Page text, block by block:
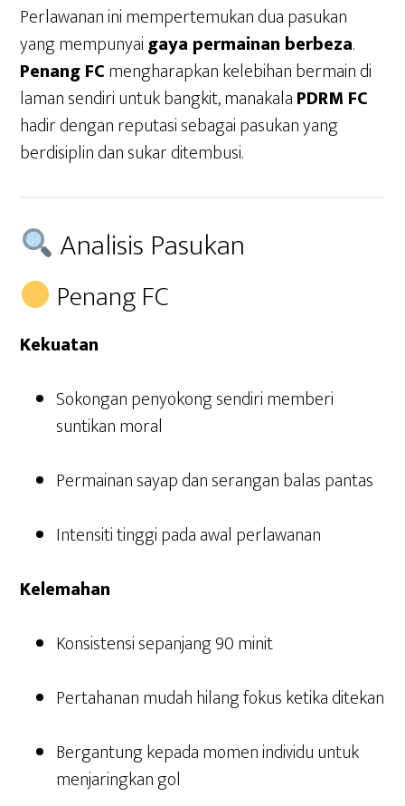
Perlawanan ini mempertemukan dua pasukan
yang mempunyaigaya permainan berbeza.
Penang FCmengharapkan kelebihan bermain di
laman sendiri untuk bangkit, manakalaPDRM FC
hadir dengan reputasi sebagai pasukan yang
berdisiplin dan sukar ditembusi.
Analisis Pasukan
Penang FC
Kekuatan
Sokongan penyokong sendiri memberi
suntikan moral
Permainan sayap dan serangan balas pantas
Intensiti tinggi pada awal perlawanan
Kelemahan
Konsistensi sepanjang 90 minit
Pertahanan mudah hilang fokus ketika ditekan
Bergantung kepada momen individu untuk
menjaringkan gol